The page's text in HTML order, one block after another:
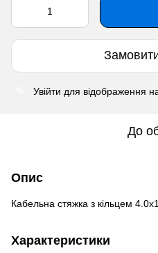
Увійти для відображення
До
Опис
Кабельна стяжка з кільцем
Характеристики